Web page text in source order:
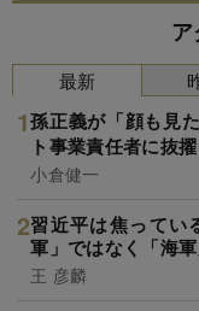
最新
孫正義が「顔も見
ト事業責任者に抜
小倉健一
習近平は焦ってい
軍」ではなく「海
王 彦麟